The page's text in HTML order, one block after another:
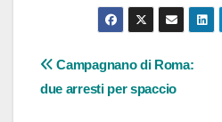
Navigazione
articoli
Campagnano di Roma:
due arresti per spaccio